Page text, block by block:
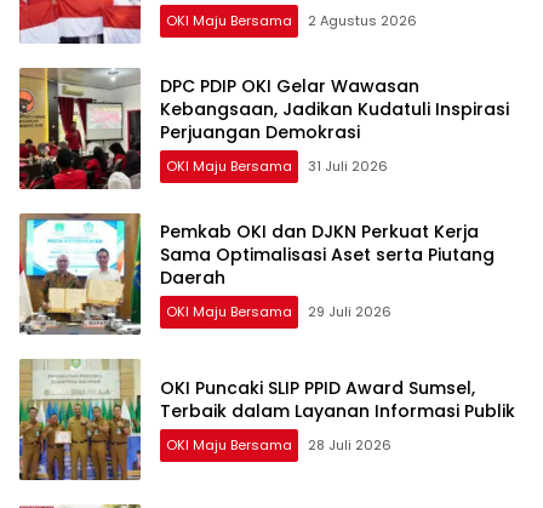
OKI Maju Bersama 2 Agustus 2026
DPC PDIP OKI Gelar Wawasan
Kebangsaan, Jadikan Kudatuli Inspirasi
Perjuangan Demokrasi
OKI Maju Bersama 31 Juli 2026
Pemkab OKI dan DJKN Perkuat Kerja
Sama Optimalisasi Aset serta Piutang
Daerah
OKI Maju Bersama 29 Juli 2026
OKI Puncaki SLIP PPID Award Sumsel,
Terbaik dalam Layanan Informasi Publik
OKI Maju Bersama 28 Juli 2026